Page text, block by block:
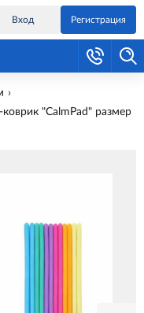
Вход Регистрация
"CalmPad" размер